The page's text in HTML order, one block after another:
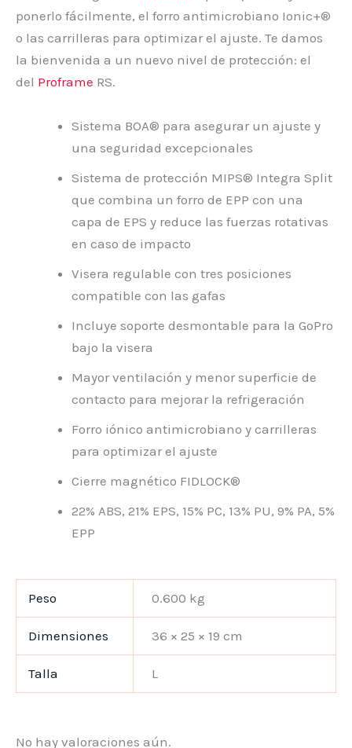
ponerlo fácilmente, el forro antimicrobiano Ionic+®
o las carrilleras para optimizar el ajuste. Te damos
la bienvenida a un nuevo nivel de protección: el
del Proframe RS.
Sistema BOA® para asegurar un ajuste y
una seguridad excepcionales
Sistema de protección MIPS® Integra Split
que combina un forro de EPP con una
capa de EPS y reduce las fuerzas rotativas
en caso de impacto
Visera regulable con tres posiciones
compatible con las gafas
Incluye soporte desmontable para la GoPro
bajo la visera
Mayor ventilación y menor superficie de
contacto para mejorar la refrigeración
Forro iónico antimicrobiano y carrilleras
para optimizar el ajuste
Cierre magnético FIDLOCK®
22% ABS, 21% EPS, 15% PC, 13% PU, 9% PA, 5%
EPP
Peso 0.600 kg
Dimensiones 36 × 25 × 19 cm
Talla L
No hay valoraciones aún.